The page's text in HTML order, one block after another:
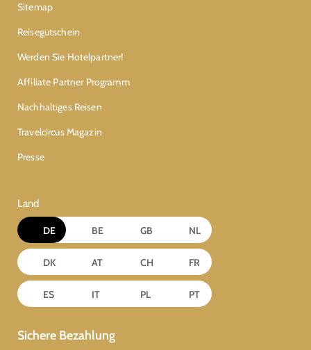
Sitemap
Reisegutschein
Werden Sie Hotelpartner!
Affiliate Partner Programm
Nachhaltiges Reisen
Travelcircus Magazin
Presse
Land
DE BE GB NL
DK AT CH FR
ES IT PL PT
Sichere Bezahlung